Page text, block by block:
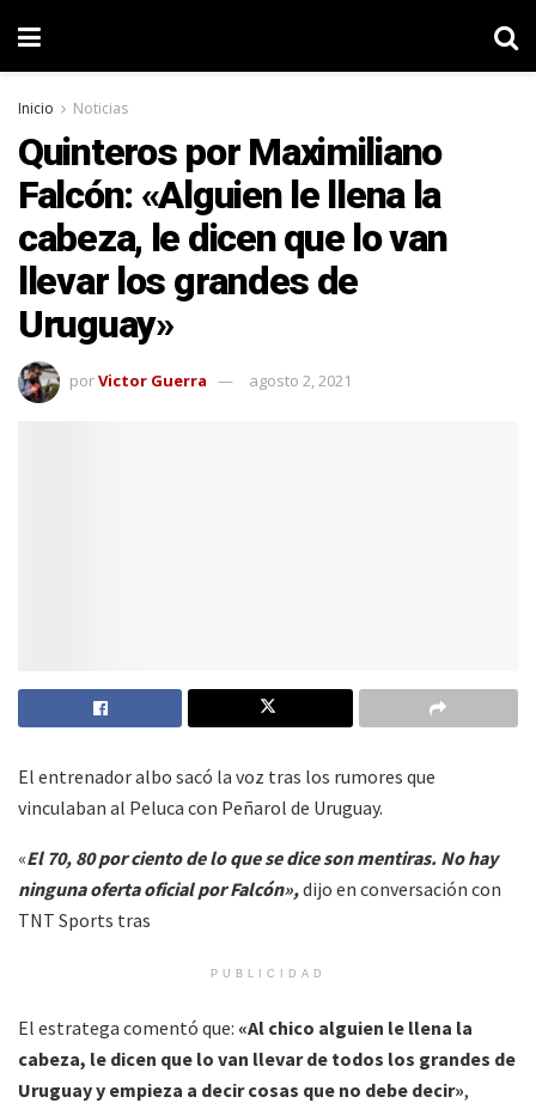
Inicio Noticias
Quinteros por Maximiliano
Falcón: «Alguien le llena la
cabeza, le dicen que lo van
llevar los grandes de
Uruguay»
porVictor Guerra agosto 2, 2021
El entrenador albo sacó la voz tras los rumores que
vinculaban al Peluca con Peñarol de Uruguay.
«El 70, 80 por ciento de lo que se dice son mentiras. No hay
ninguna oferta oficial por Falcón»,dijo en conversación con
TNT Sports tras
PUBLICIDAD
El estratega comentó que: «Al chico alguien le llena la
cabeza, le dicen que lo van llevar de todos los grandes de
Uruguay y empieza a decir cosas que no debe decir»,